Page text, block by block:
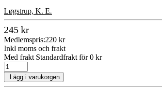
Løgstrup, K. E.
245 kr
Medlemspris:220 kr
Inkl moms och frakt
Med frakt Standardfrakt för 0 kr
Lägg i varukorgen